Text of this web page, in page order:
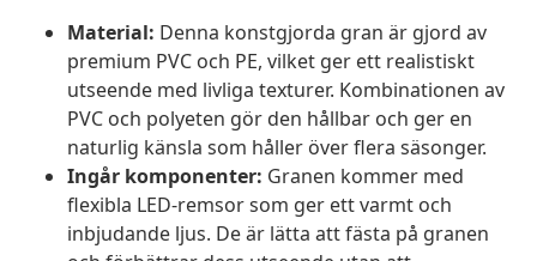
Material: Denna konstgjorda gran är gjord av
premium PVC och PE, vilket ger ett realistiskt
utseende med livliga texturer. Kombinationen av
PVC och polyeten gör den hållbar och ger en
naturlig känsla som håller över flera säsonger.
Ingår komponenter: Granen kommer med
flexibla LED-remsor som ger ett varmt och
inbjudande ljus. De är lätta att fästa på granen